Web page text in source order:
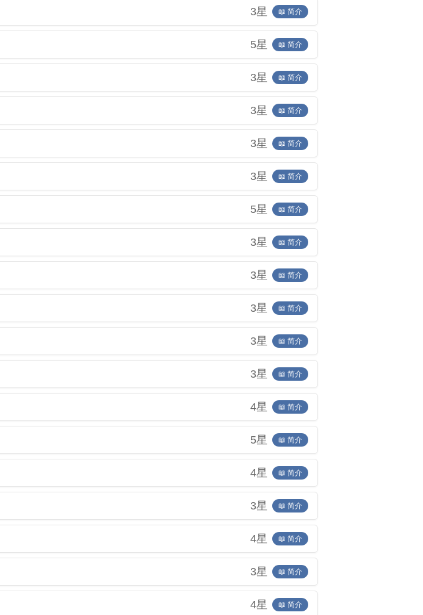
3星 📖 简介
5星 📖 简介
3星 📖 简介
3星 📖 简介
3星 📖 简介
3星 📖 简介
5星 📖 简介
3星 📖 简介
3星 📖 简介
3星 📖 简介
3星 📖 简介
3星 📖 简介
4星 📖 简介
5星 📖 简介
4星 📖 简介
3星 📖 简介
4星 📖 简介
3星 📖 简介
4星 📖 简介